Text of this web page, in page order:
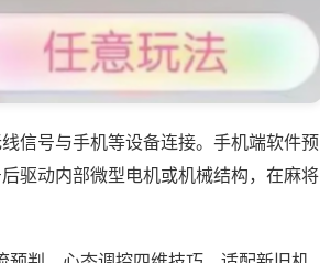
信号与手机等设备连接。手机端软件预
驱动内部微型电机或机械结构，在麻将